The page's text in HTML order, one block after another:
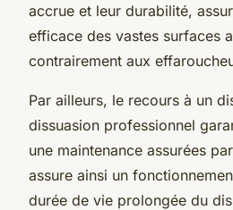
accrue et leur durabilité,
efficace des vastes surfaces
contrairement aux
Par ailleurs, le recours à un
dissuasion professionnel
une maintenance assurées
assure ainsi un
durée de vie prolongée du